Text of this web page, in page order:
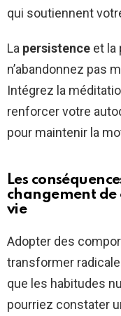
qui soutiennent
La persistence et la
n’abandonnez pas
Intégrez la
renforcer votre
pour maintenir la
Les
changement
vie
Adopter des
transformer
que les habitudes
pourriez constater